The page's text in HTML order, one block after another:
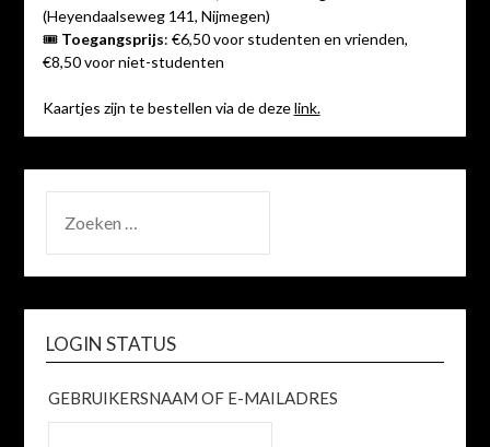
(Heyendaalseweg 141, Nijmegen)
🎟 Toegangsprijs: €6,50 voor studenten en vrienden,
€8,50 voor niet-studenten
Kaartjes zijn te bestellen via de dezelink.
NAAR:
LOGIN STATUS
GEBRUIKERSNAAM OF E-MAILADRES